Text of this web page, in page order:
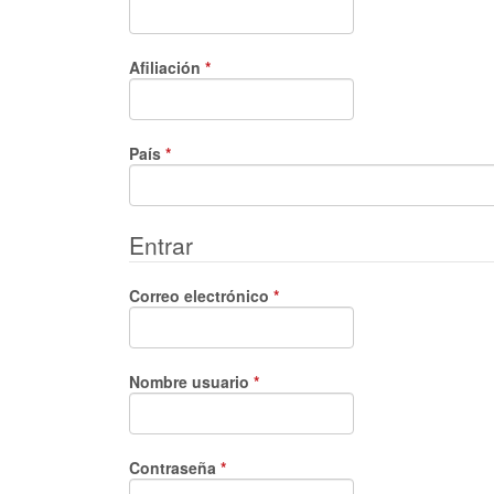
Afiliación *Obligatorio
País *Obligatorio
Entrar
Correo electrónico *Obligatorio
Nombre usuario *Obligatorio
Contraseña *Obligatorio